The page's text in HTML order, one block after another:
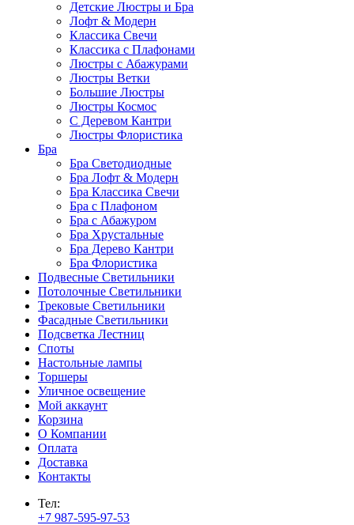
Детские Люстры и Бра
Лофт & Модерн
Классика Свечи
Классика с Плафонами
Люстры с Абажурами
Люстры Ветки
Большие Люстры
Люстры Космос
С Деревом Кантри
Люстры Флористика
Бра
Бра Светодиодные
Бра Лофт & Модерн
Бра Классика Свечи
Бра с Плафоном
Бра с Абажуром
Бра Хрустальные
Бра Дерево Кантри
Бра Флористика
Подвесные Светильники
Потолочные Светильники
Трековые Светильники
Фасадные Светильники
Подсветка Лестниц
Споты
Настольные лампы
Торшеры
Уличное освещение
Мой аккаунт
Корзина
О Компании
Оплата
Доставка
Контакты
Тел:
+7 987-595-97-53